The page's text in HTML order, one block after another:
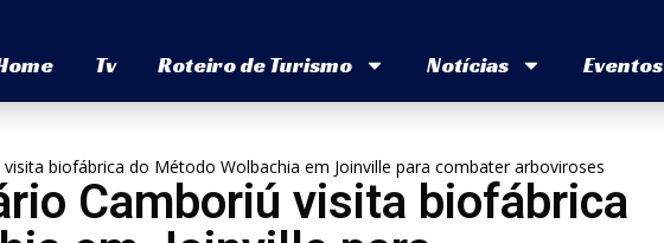
Tv Roteiro de Turismo Notícias Eventos
biofábrica do Método Wolbachia em Joinville para combater arboviroses
Camboriú visita biofábrica